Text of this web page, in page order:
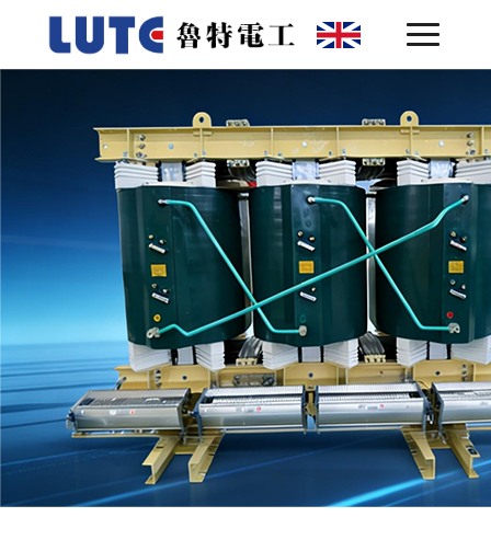
关于鲁特 ▾
产品中心 ▾
客户案例
技术实力
联系我们